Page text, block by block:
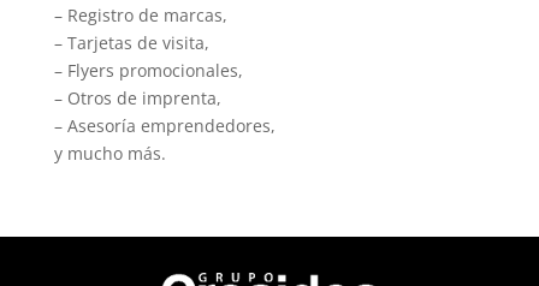
– Registro de marcas,
– Tarjetas de visita,
– Flyers promocionales,
– Otros de imprenta,
– Asesoría emprendedores,
y mucho más.